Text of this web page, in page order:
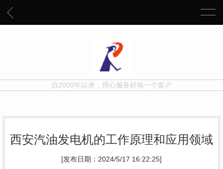
自2009年以来，用心服务好每一个客户
西安汽油发电机的工作原理和应用领域
[发布日期：2024/5/17 16:22:25]